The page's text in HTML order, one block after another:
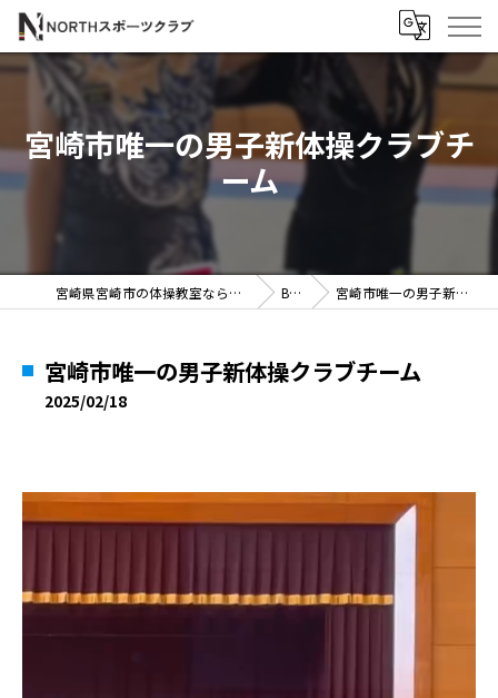
宮崎市唯一の男子新体操クラブチ
ーム
宮崎県宮崎市の体操教室ならNORTHスポーツクラブ BLOG 宮崎市唯一の男子新体操クラブチーム
宮崎市唯一の男子新体操クラブチーム
2025/02/18